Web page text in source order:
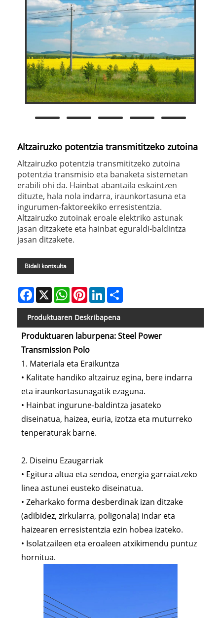
Altzairuzko potentzia transmititzeko zutoina
Altzairuzko potentzia transmititzeko zutoina
potentzia transmisio eta banaketa sistemetan
erabili ohi da. Hainbat abantaila eskaintzen
dituzte, hala nola indarra, iraunkortasuna eta
ingurumen-faktoreekiko erresistentzia.
Altzairuzko zutoinak eroale elektriko astunak
jasan ditzakete eta hainbat eguraldi-baldintza
jasan ditzakete.
Bidali kontsulta
Facebook
X WhatsAppPinterestLinkedIn
Produktuaren Deskribapena
Produktuaren laburpena: Steel Power
Transmission Polo
1. Materiala eta Eraikuntza
• Kalitate handiko altzairuz egina, bere indarra
eta iraunkortasunagatik ezaguna.
• Hainbat ingurune-baldintza jasateko
diseinatua, haizea, euria, izotza eta muturreko
tenperaturak barne.
2. Diseinu Ezaugarriak
• Egitura altua eta sendoa, energia garraiatzeko
linea astunei eusteko diseinatua.
• Zeharkako forma desberdinak izan ditzake
(adibidez, zirkularra, poligonala) indar eta
haizearen erresistentzia ezin hobea izateko.
• Isolatzaileen eta eroaleen atxikimendu puntuz
hornitua.